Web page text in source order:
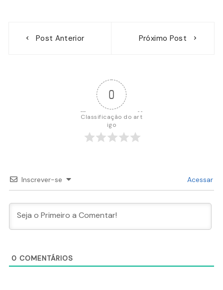
Post Anterior Próximo Post
0
Classificação do art
igo
Inscrever-se Acessar
0 COMENTÁRIOS